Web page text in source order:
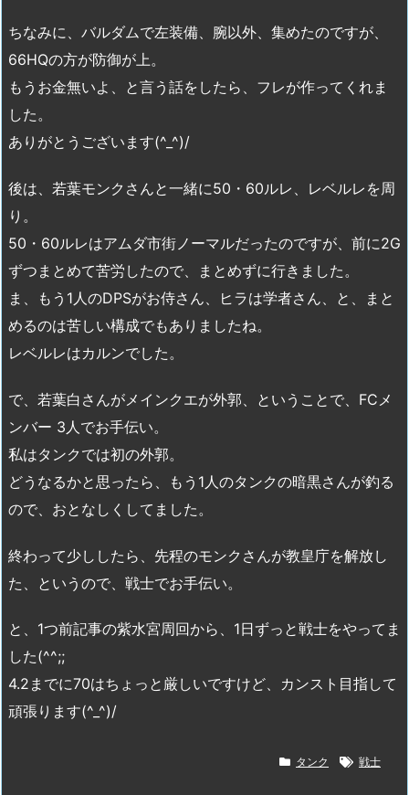
ちなみに、バルダムで左装備、腕以外、集めたのですが、
66HQの方が防御が上。
もうお金無いよ、と言う話をしたら、フレが作ってくれま
した。
ありがとうございます(^_^)/
後は、若葉モンクさんと一緒に50・60ルレ、レベルレを周
り。
50・60ルレはアムダ市街ノーマルだったのですが、前に2G
ずつまとめて苦労したので、まとめずに行きました。
ま、もう1人のDPSがお侍さん、ヒラは学者さん、と、まと
めるのは苦しい構成でもありましたね。
レベルレはカルンでした。
で、若葉白さんがメインクエが外郭、ということで、FCメ
ンバー 3人でお手伝い。
私はタンクでは初の外郭。
どうなるかと思ったら、もう1人のタンクの暗黒さんが釣る
ので、おとなしくしてました。
終わって少ししたら、先程のモンクさんが教皇庁を解放し
た、というので、戦士でお手伝い。
と、1つ前記事の紫水宮周回から、1日ずっと戦士をやってま
した(^^;;
4.2までに70はちょっと厳しいですけど、カンスト目指して
頑張ります(^_^)/
タンク 戦士